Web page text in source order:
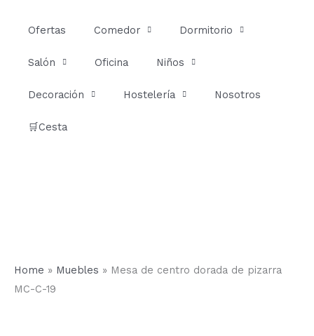
Ofertas Comedor Dormitorio
Salón Oficina Niños
Decoración Hostelería Nosotros
🛒Cesta
Home » Muebles » Mesa de centro dorada de pizarra
MC-C-19